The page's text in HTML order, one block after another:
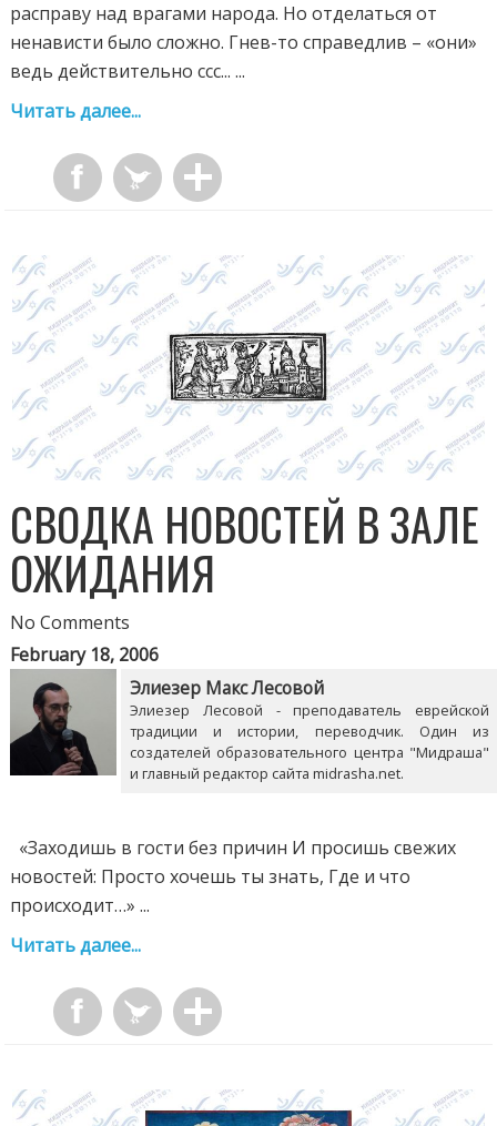
расправу над врагами народа. Но отделаться от
ненависти было сложно. Гнев-то справедлив – «они»
ведь действительно ссс... ...
Читать далее...
СВОДКА НОВОСТЕЙ В ЗАЛЕ
ОЖИДАНИЯ
No Comments
February 18, 2006
Элиезер Макс Лесовой
Элиезер Лесовой - преподаватель еврейской
традиции и истории, переводчик. Один из
создателей образовательного центра "Мидраша"
и главный редактор сайта midrasha.net.
«Заходишь в гости без причин И просишь свежих
новостей: Просто хочешь ты знать, Где и что
происходит…» ...
Читать далее...